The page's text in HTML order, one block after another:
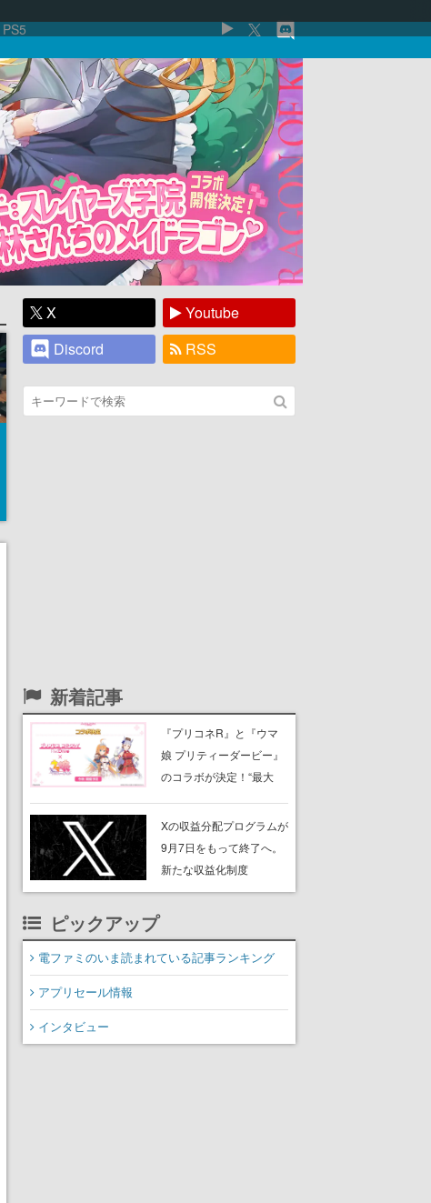
PS5
X
Youtube
Discord
RSS
新着記事
『プリコネR』と『ウマ
娘 プリティーダービー』
のコラボが決定！“最大
ンペーンなども発表
Xの収益分配プログラムが
9月7日をもって終了へ。
新たな収益化制度
「Original Content
ピックアップ
電ファミのいま読まれている記事ランキング
アプリセール情報
インタビュー